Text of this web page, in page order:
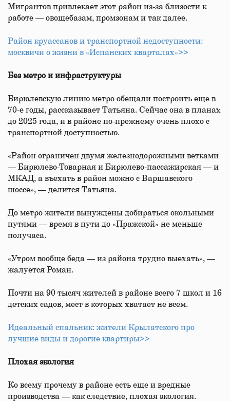
Мигрантов привлекает этот район из-за близости к
работе — овощебазам, промзонам и так далее.
Район круассанов и транспортной недоступности:
москвичи о жизни в «Испанских кварталах»>>
Без метро и инфраструктуры
Бирюлевскую линию метро обещали построить еще в
70-е годы, рассказывает Татьяна. Сейчас она в планах
до 2025 года, и в районе по-прежнему очень плохо с
транспортной доступностью.
«Район ограничен двумя железнодорожными ветками
— Бирюлево-Товарная и Бирюлево-пассажирская — и
МКАД, а въехать в район можно с Варшавского
шоссе», — делится Татьяна.
До метро жители вынуждены добираться окольными
путями — время в пути до «Пражской» не меньше
получаса.
«Утром вообще беда — из района трудно выехать», —
жалуется Роман.
Почти на 90 тысяч жителей в районе всего 7 школ и 16
детских садов, мест в которых хватает не всем.
Идеальный спальник: жители Крылатского про
лучшие виды и дорогие квартиры>>
Плохая экология
Ко всему прочему в районе есть еще и вредные
производства — как следствие, плохая экология.